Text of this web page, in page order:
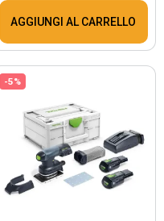
AGGIUNGI AL CARRELLO
-5%